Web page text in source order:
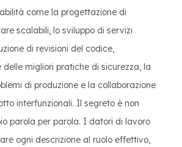
come la progettazione di
scalabili, lo sviluppo di servizi
di revisioni del codice,
delle migliori pratiche di sicurezza, la
di produzione e la collaborazione
interfunzionali. Il segreto è non
parola per parola. I datori di lavoro
ogni descrizione al ruolo effettivo,